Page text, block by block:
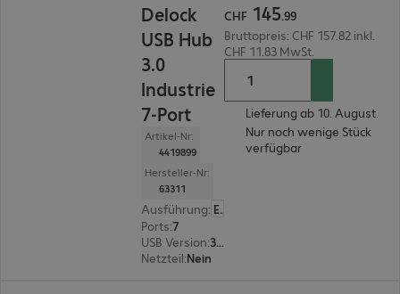
Delock
USB Hub
3.0
Industrie
7-Port
Artikel-Nr:
4419899
Hersteller-Nr:
63311
Ausführung:
Europäisch
Ports:7
USB Version: 3.0
Netzteil:Nein
CHF 145.99
Bruttopreis: CHF 157.82 inkl.
CHF 11.83 MwSt.
Lieferung ab 10. August.
Nur noch wenige Stück
verfügbar